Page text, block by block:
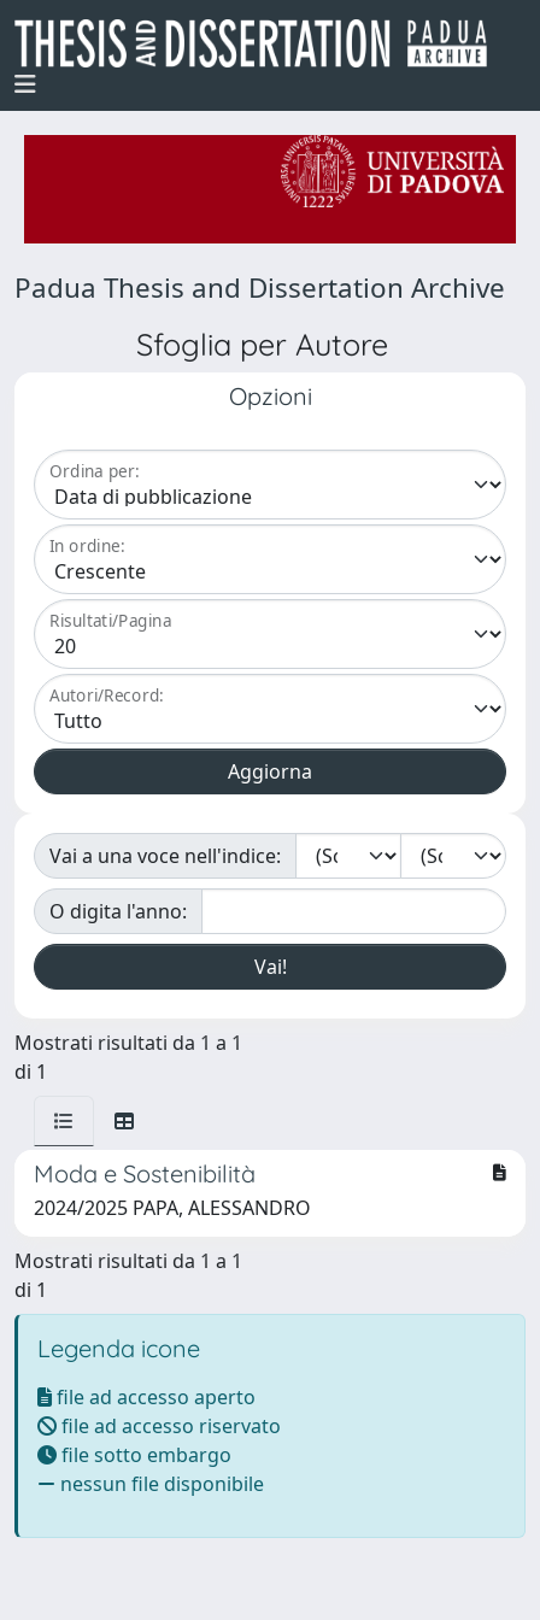
Padua Thesis and Dissertation Archive
Sfoglia per Autore
Opzioni
Ordina per:
In ordine:
Risultati/Pagina
Autori/Record:
Vai a una voce nell'indice:
O digita l'anno:
Mostrati risultati da 1 a 1
di 1
Moda e Sostenibilità
2024/2025 PAPA, ALESSANDRO
Mostrati risultati da 1 a 1
di 1
Legenda icone
file ad accesso aperto
file ad accesso riservato
file sotto embargo
nessun file disponibile